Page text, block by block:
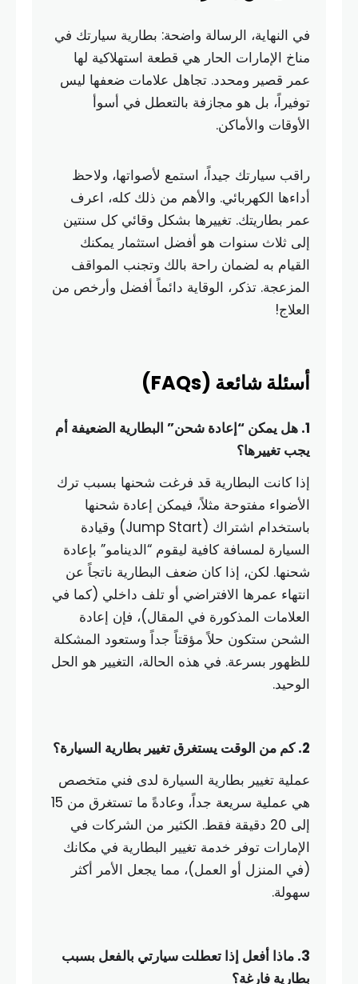
في النهاية، الرسالة واضحة: بطارية سيارتك في
مناخ الإمارات الحار هي قطعة استهلاكية لها
عمر قصير ومحدد. تجاهل علامات ضعفها ليس
توفيراً، بل هو مجازفة بالتعطل في أسوأ
الأوقات والأماكن.
راقب سيارتك جيداً، استمع لأصواتها، ولاحظ
أداءها الكهربائي. والأهم من ذلك كله، اعرف
عمر بطاريتك. تغييرها بشكل وقائي كل سنتين
إلى ثلاث سنوات هو أفضل استثمار يمكنك
القيام به لضمان راحة بالك وتجنب المواقف
المزعجة. تذكر، الوقاية دائماً أفضل وأرخص من
العلاج!
أسئلة شائعة (FAQs)
1. هل يمكن “إعادة شحن” البطارية الضعيفة أم
يجب تغييرها؟
إذا كانت البطارية قد فرغت شحنها بسبب ترك
الأضواء مفتوحة مثلاً، فيمكن إعادة شحنها
باستخدام اشتراك (Jump Start) وقيادة
السيارة لمسافة كافية ليقوم “الدينامو” بإعادة
شحنها. لكن، إذا كان ضعف البطارية ناتجاً عن
انتهاء عمرها الافتراضي أو تلف داخلي (كما في
العلامات المذكورة في المقال)، فإن إعادة
الشحن ستكون حلاً مؤقتاً جداً وستعود المشكلة
للظهور بسرعة. في هذه الحالة، التغيير هو الحل
الوحيد.
2. كم من الوقت يستغرق تغيير بطارية السيارة؟
عملية تغيير بطارية السيارة لدى فني متخصص
هي عملية سريعة جداً، وعادةً ما تستغرق من 15
إلى 20 دقيقة فقط. الكثير من الشركات في
الإمارات توفر خدمة تغيير البطارية في مكانك
(في المنزل أو العمل)، مما يجعل الأمر أكثر
سهولة.
3. ماذا أفعل إذا تعطلت سيارتي بالفعل بسبب
بطارية فارغة؟